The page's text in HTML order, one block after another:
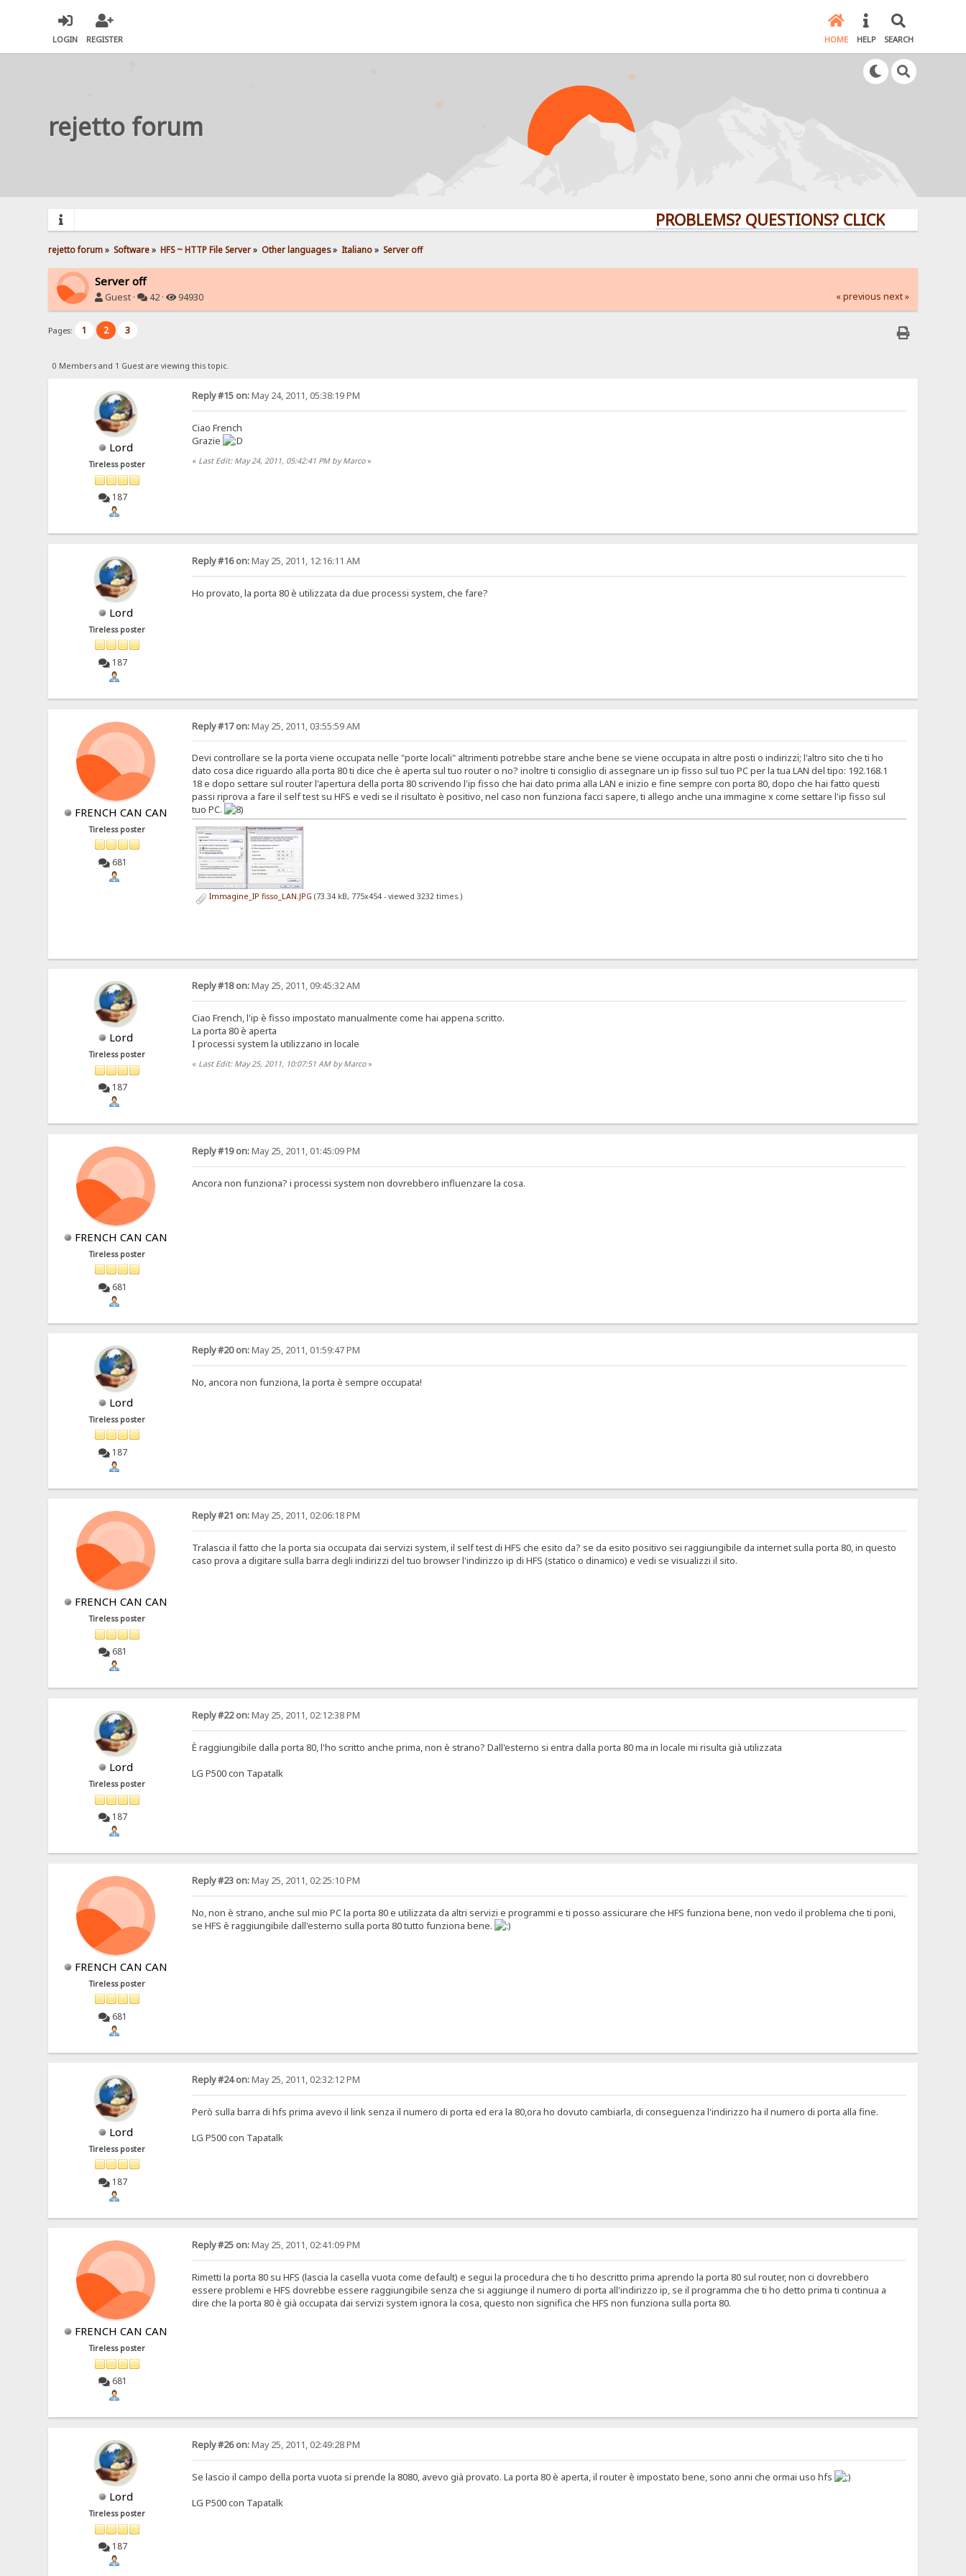
LOGIN REGISTER HOME HELP SEARCH
rejetto forum
PROBLEMS? QUESTIONS? CLICK HERE!
rejetto forum» Software» HFS ~ HTTP File Server» Other languages» Italiano» Server off
Server off
Guest · 42 · 94930 « previous next »
Pages: 1 2 3
0 Members and 1 Guest are viewing this topic.
Lord
Tireless poster
187
Reply #15 on:May 24, 2011, 05:38:19 PM
Ciao French
Grazie
« Last Edit: May 24, 2011, 05:42:41 PM by Marco»
Lord
Tireless poster
187
Reply #16 on:May 25, 2011, 12:16:11 AM
Ho provato, la porta 80 è utilizzata da due processi system, che fare?
FRENCH CAN CAN
Tireless poster
681
Reply #17 on:May 25, 2011, 03:55:59 AM
Devi controllare se la porta viene occupata nelle "porte locali" altrimenti potrebbe stare anche bene se viene occupata in altre posti o indirizzi; l'altro sito che ti ho
dato cosa dice riguardo alla porta 80 ti dice che è aperta sul tuo router o no? inoltre ti consiglio di assegnare un ip fisso sul tuo PC per la tua LAN del tipo: 192.168.1
18 e dopo settare sul router l'apertura della porta 80 scrivendo l'ip fisso che hai dato prima alla LAN e inizio e fine sempre con porta 80, dopo che hai fatto questi
passi riprova a fare il self test su HFS e vedi se il risultato è positivo, nel caso non funziona facci sapere, ti allego anche una immagine x come settare l'ip fisso sul
tuo PC.
Immagine_IP fisso_LAN.JPG (73.34 kB, 775x454 - viewed 3232 times.)
Lord
Tireless poster
187
Reply #18 on:May 25, 2011, 09:45:32 AM
Ciao French, l'ip è fisso impostato manualmente come hai appena scritto.
La porta 80 è aperta
I processi system la utilizzano in locale
« Last Edit: May 25, 2011, 10:07:51 AM by Marco»
FRENCH CAN CAN
Tireless poster
681
Reply #19 on:May 25, 2011, 01:45:09 PM
Ancora non funziona? i processi system non dovrebbero influenzare la cosa.
Lord
Tireless poster
187
Reply #20 on:May 25, 2011, 01:59:47 PM
No, ancora non funziona, la porta è sempre occupata!
FRENCH CAN CAN
Tireless poster
681
Reply #21 on:May 25, 2011, 02:06:18 PM
Tralascia il fatto che la porta sia occupata dai servizi system, il self test di HFS che esito da? se da esito positivo sei raggiungibile da internet sulla porta 80, in questo
caso prova a digitare sulla barra degli indirizzi del tuo browser l'indirizzo ip di HFS (statico o dinamico) e vedi se visualizzi il sito.
Lord
Tireless poster
187
Reply #22 on:May 25, 2011, 02:12:38 PM
È raggiungibile dalla porta 80, l'ho scritto anche prima, non è strano? Dall'esterno si entra dalla porta 80 ma in locale mi risulta già utilizzata
LG P500 con Tapatalk
FRENCH CAN CAN
Tireless poster
681
Reply #23 on:May 25, 2011, 02:25:10 PM
No, non è strano, anche sul mio PC la porta 80 e utilizzata da altri servizi e programmi e ti posso assicurare che HFS funziona bene, non vedo il problema che ti poni,
se HFS è raggiungibile dall'esterno sulla porta 80 tutto funziona bene.
Lord
Tireless poster
187
Reply #24 on:May 25, 2011, 02:32:12 PM
Però sulla barra di hfs prima avevo il link senza il numero di porta ed era la 80,ora ho dovuto cambiarla, di conseguenza l'indirizzo ha il numero di porta alla fine.
LG P500 con Tapatalk
FRENCH CAN CAN
Tireless poster
681
Reply #25 on:May 25, 2011, 02:41:09 PM
Rimetti la porta 80 su HFS (lascia la casella vuota come default) e segui la procedura che ti ho descritto prima aprendo la porta 80 sul router, non ci dovrebbero
essere problemi e HFS dovrebbe essere raggiungibile senza che si aggiunge il numero di porta all'indirizzo ip, se il programma che ti ho detto prima ti continua a
dire che la porta 80 è già occupata dai servizi system ignora la cosa, questo non significa che HFS non funziona sulla porta 80.
Lord
Tireless poster
187
Reply #26 on:May 25, 2011, 02:49:28 PM
Se lascio il campo della porta vuota si prende la 8080, avevo già provato. La porta 80 è aperta, il router è impostato bene, sono anni che ormai uso hfs
LG P500 con Tapatalk